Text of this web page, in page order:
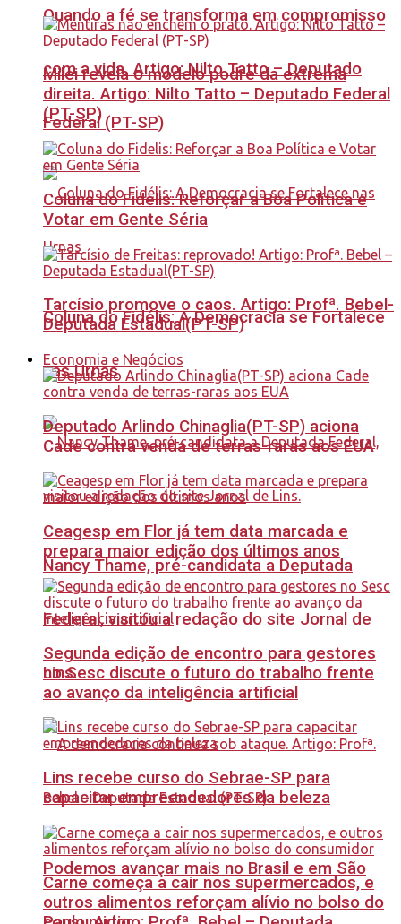
Quando a fé se transforma em compromisso
com a vida. Artigo: Nilto Tatto – Deputado
Federal (PT-SP)
Coluna do Fidélis: A Democracia se Fortalece
nas Urnas
Nancy Thame, pré-candidata a Deputada
Federal, visitou a redação do site Jornal de
Lins.
Podemos avançar mais no Brasil e em São
Milei revela o modelo podre da extrema
direita. Artigo: Nilto Tatto – Deputado Federal
(PT-SP)
Coluna do Fidelis: Reforçar a Boa Política e
Votar em Gente Séria
Tarcísio promove o caos. Artigo: Profª. Bebel-
Deputada Estadual(PT-SP)
Economia e Negócios
Deputado Arlindo Chinaglia(PT-SP) aciona
Cade contra venda de terras-raras aos EUA
Ceagesp em Flor já tem data marcada e
prepara maior edição dos últimos anos
Segunda edição de encontro para gestores
no Sesc discute o futuro do trabalho frente
ao avanço da inteligência artificial
Lins recebe curso do Sebrae-SP para
capacitar empreendedores da beleza
Carne começa a cair nos supermercados, e
outros alimentos reforçam alívio no bolso do